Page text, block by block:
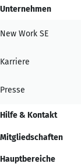
Unternehmen
New Work SE
Karriere
Presse
Hilfe & Kontakt
Mitgliedschaften
Hauptbereiche